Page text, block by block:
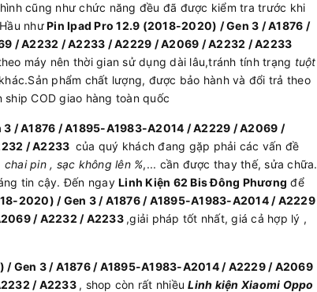
cũng như chức năng đều đã được kiểm tra trước khi
nhưPin Ipad Pro 12.9 (2018-2020) / Gen 3 / A1876 /
/ A2232 / A2233 / A2229 / A2069 / A2232 / A2233
máy nên thời gian sử dụng dài lâu,tránh tính trạng tuột
phẩm chất lượng, được bảo hành và đổi trả theo
COD giao hàng toàn quốc
/ A1876 / A1895-A1983-A2014 / A2229 / A2069 /
/ A2233 của quý khách đang gặp phải các vấn đề
pin , sạc không lên %,... cần được thay thế, sửa chữa.
tin cậy. Đến ngay Linh Kiện 62 Bis Đông Phương để
2020) / Gen 3 / A1876 / A1895-A1983-A2014 / A2229
/ A2232 / A2233 ,giải pháp tốt nhất, giá cả hợp lý ,
Gen 3 / A1876 / A1895-A1983-A2014 / A2229 / A2069
/ A2233 , shop còn rất nhiềuLinh kiện Xiaomi Oppo